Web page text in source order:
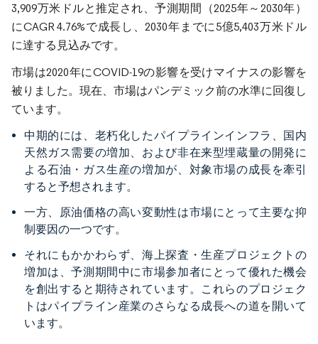
3,909万米ドルと推定され、予測期間（2025年～2030年）
にCAGR 4.76%で成長し、2030年までに5億5,403万米ドル
に達する見込みです。
市場は2020年にCOVID-19の影響を受けマイナスの影響を
被りました。現在、市場はパンデミック前の水準に回復し
ています。
中期的には、老朽化したパイプラインインフラ、国内
天然ガス需要の増加、および非在来型埋蔵量の開発に
よる石油・ガス生産の増加が、対象市場の成長を牽引
すると予想されます。
一方、原油価格の高い変動性は市場にとって主要な抑
制要因の一つです。
それにもかかわらず、海上探査・生産プロジェクトの
増加は、予測期間中に市場参加者にとって優れた機会
を創出すると期待されています。これらのプロジェク
トはパイプライン産業のさらなる成長への道を開いて
います。